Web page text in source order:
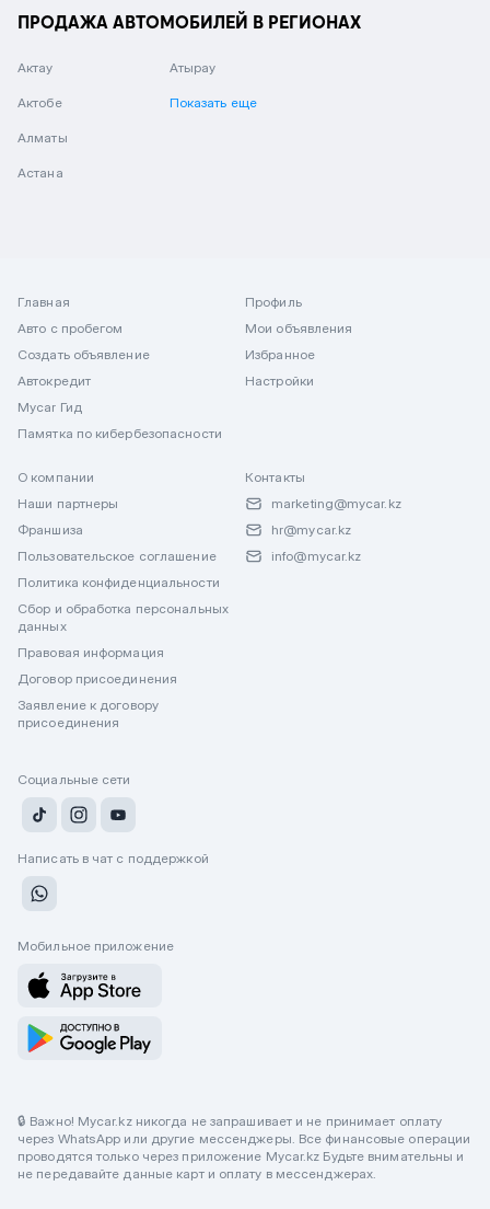
ПРОДАЖА АВТОМОБИЛЕЙ В РЕГИОНАХ
Актау
Актобе
Алматы
Астана
Атырау
Показать еще
Главная
Авто с пробегом
Создать объявление
Автокредит
Mycar Гид
Памятка по кибербезопасности
Профиль
Мои объявления
Избранное
Настройки
О компании
Наши партнеры
Франшиза
Пользовательское соглашение
Политика конфиденциальности
Сбор и обработка персональных
данных
Правовая информация
Договор присоединения
Заявление к договору
присоединения
Контакты
marketing@mycar.kz
hr@mycar.kz
info@mycar.kz
Социальные сети
Написать в чат с поддержкой
Мобильное приложение
🔒 Важно! Mycar.kz никогда не запрашивает и не принимает оплату
через WhatsApp или другие мессенджеры. Все финансовые операции
проводятся только через приложение Mycar.kz Будьте внимательны и
не передавайте данные карт и оплату в мессенджерах.